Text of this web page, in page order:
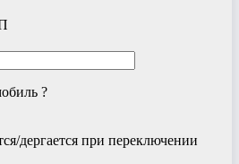
?
дергается при переключении